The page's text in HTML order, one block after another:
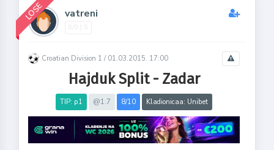
LOSE vatreni
Croatian Division 1 / 01.03.2015. 17:00
Hajduk Split - Zadar
TIP: p1 @1.7 8/10 Kladionicaa: Unibet